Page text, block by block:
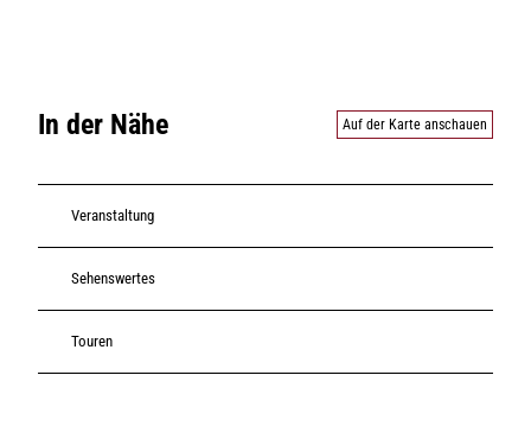
In der Nähe Auf der Karte anschauen
Veranstaltung
Sehenswertes
Touren